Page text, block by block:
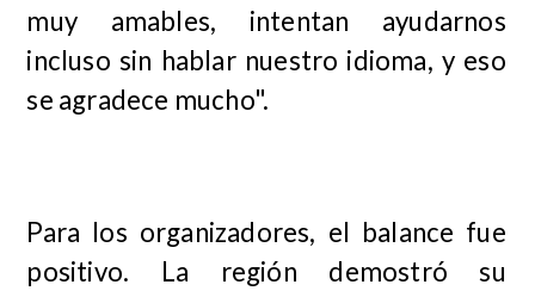
muy amables, intentan ayudarnos
incluso sin hablar nuestro idioma, y eso
se agradece mucho".
Para los organizadores, el balance fue
positivo. La región demostró su